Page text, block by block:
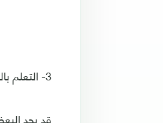
3- التعلم بالتوازي
قد يجد